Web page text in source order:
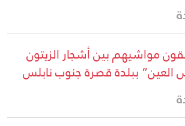
مواشيهم بين أشجار الزيتون
ببلدة قصرة جنوب نابلس